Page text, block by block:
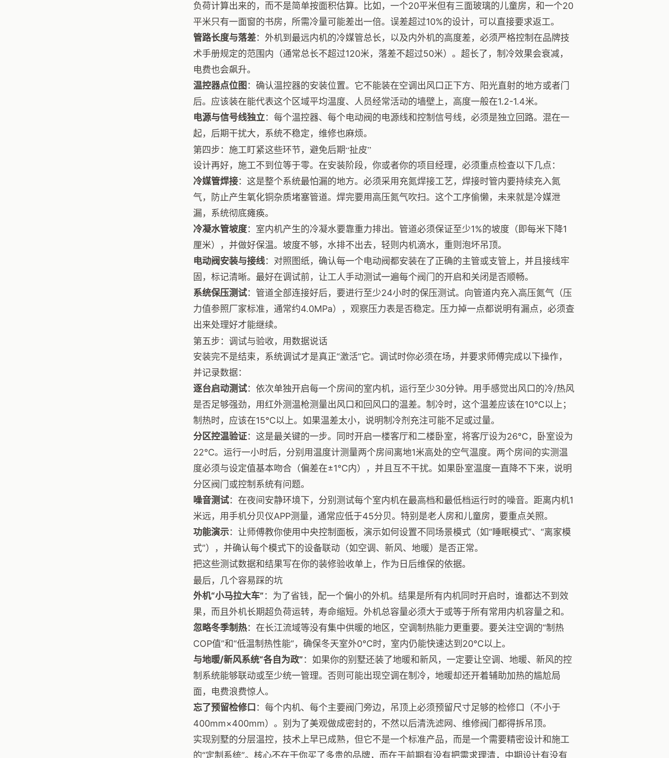
负荷计算出来的，而不是简单按面积估算。比如，一个20平米但有三面玻璃的儿童房，和一个20
平米只有一面窗的书房，所需冷量可能差出一倍。误差超过10%的设计，可以直接要求返工。
管路长度与落差：外机到最远内机的冷媒管总长，以及内外机的高度差，必须严格控制在品牌技
术手册规定的范围内（通常总长不超过120米，落差不超过50米）。超长了，制冷效果会衰减，
电费也会飙升。
温控器点位图 ：确认温控器的安装位置。它不能装在空调出风口正下方、阳光直射的地方或者门
后。应该装在能代表这个区域平均温度、人员经常活动的墙壁上，高度一般在1.2-1.4米。
电源与信号线独立：每个温控器、每个电动阀的电源线和控制信号线，必须是独立回路。混在一
起，后期干扰大，系统不稳定，维修也麻烦。
第四步：施工盯紧这些环节，避免后期“扯皮”
设计再好，施工不到位等于零。在安装阶段，你或者你的项目经理，必须重点检查以下几点：
冷媒管焊接：这是整个系统最怕漏的地方。必须采用充氮焊接工艺，焊接时管内要持续充入氮
气，防止产生氧化铜杂质堵塞管道。焊完要用高压氮气吹扫。这个工序偷懒，未来就是冷媒泄
漏，系统彻底瘫痪。
冷凝水管坡度：室内机产生的冷凝水要靠重力排出。管道必须保证至少1%的坡度（即每米下降1
厘米），并做好保温。坡度不够，水排不出去，轻则内机滴水，重则泡坏吊顶。
电动阀安装与接线：对照图纸，确认每一个电动阀都安装在了正确的主管或支管上，并且接线牢
固，标记清晰。最好在调试前，让工人手动测试一遍每个阀门的开启和关闭是否顺畅。
系统保压测试：管道全部连接好后，要进行至少24小时的保压测试。向管道内充入高压氮气（压
力值参照厂家标准，通常约4.0MPa），观察压力表是否稳定。压力掉一点都说明有漏点，必须查
出来处理好才能继续。
第五步：调试与验收，用数据说话
安装完不是结束，系统调试才是真正“激活”它。调试时你必须在场，并要求师傅完成以下操作，
并记录数据：
逐台启动测试：依次单独开启每一个房间的室内机，运行至少30分钟。用手感觉出风口的冷/热风
是否足够强劲，用红外测温枪测量出风口和回风口的温差。制冷时，这个温差应该在10℃以上；
制热时，应该在15℃以上。如果温差太小，说明制冷剂充注可能不足或过量。
分区控温验证：这是最关键的一步。同时开启一楼客厅和二楼卧室，将客厅设为26℃，卧室设为
22℃。运行一小时后，分别用温度计测量两个房间离地1米高处的空气温度。两个房间的实测温
度必须与设定值基本吻合（偏差在±1℃内），并且互不干扰。如果卧室温度一直降不下来，说明
分区阀门或控制系统有问题。
噪音测试：在夜间安静环境下，分别测试每个室内机在最高档和最低档运行时的噪音。距离内机1
米远，用手机分贝仪APP测量，通常应低于45分贝。特别是老人房和儿童房，要重点关照。
功能演示：让师傅教你使用中央控制面板，演示如何设置不同场景模式（如“睡眠模式”、“离家模
式”），并确认每个模式下的设备联动（如空调、新风、地暖）是否正常。
把这些测试数据和结果写在你的装修验收单上，作为日后维保的依据。
最后，几个容易踩的坑
外机“小马拉大车”：为了省钱，配一个偏小的外机。结果是所有内机同时开启时，谁都达不到效
果，而且外机长期超负荷运转，寿命缩短。外机总容量必须大于或等于所有常用内机容量之和。
忽略冬季制热：在长江流域等没有集中供暖的地区，空调制热能力更重要。要关注空调的“制热
COP值”和“低温制热性能”，确保冬天室外0℃时，室内仍能快速达到20℃以上。
与地暖/新风系统“各自为政”：如果你的别墅还装了地暖和新风，一定要让空调、地暖、新风的控
制系统能够联动或至少统一管理。否则可能出现空调在制冷，地暖却还开着辅助加热的尴尬局
面，电费浪费惊人。
忘了预留检修口 ：每个内机、每个主要阀门旁边，吊顶上必须预留尺寸足够的检修口（不小于
400mm×400mm）。别为了美观做成密封的，不然以后清洗滤网、维修阀门都得拆吊顶。
实现别墅的分层温控，技术上早已成熟，但它不是一个标准产品，而是一个需要精密设计和施工
的“定制系统”。核心不在于你买了多贵的品牌，而在于前期有没有把需求理清，中期设计有没有